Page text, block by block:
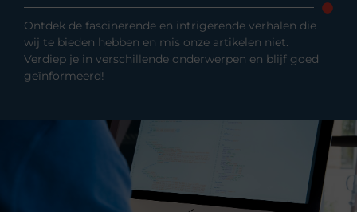
Ontdek de fascinerende en intrigerende verhalen die
wij te bieden hebben en mis onze artikelen niet.
Verdiep je in verschillende onderwerpen en blijf goed
geïnformeerd!